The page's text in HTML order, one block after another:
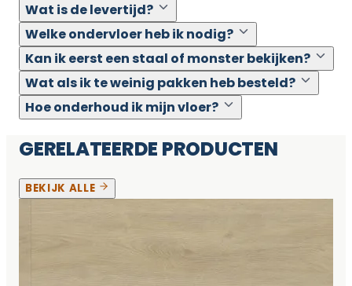
Wat is de levertijd?
Welke ondervloer heb ik nodig?
Kan ik eerst een staal of monster bekijken?
Wat als ik te weinig pakken heb besteld?
Hoe onderhoud ik mijn vloer?
GERELATEERDE PRODUCTEN
BEKIJK ALLE